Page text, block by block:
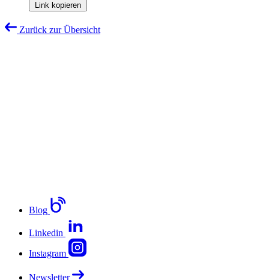
Link kopieren
Zurück zur Übersicht
Blog
Linkedin
Instagram
Newsletter